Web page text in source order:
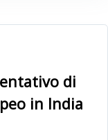
di
in India